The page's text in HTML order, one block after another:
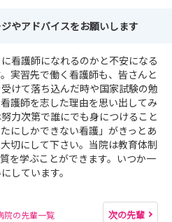
やアドバイスをお願いします
看護師になれるのかと不安になる
実習先で働く看護師も、皆さんと
けて落ち込んだ時や国家試験の勉
護師を志した理由を思い出してみ
力次第で誰にでも身につけること
にしかできない看護」がきっとあ
切にして下さい。当院は教育体制
を学ぶことができます。いつか一
しています。
院の先輩一覧 次の先輩